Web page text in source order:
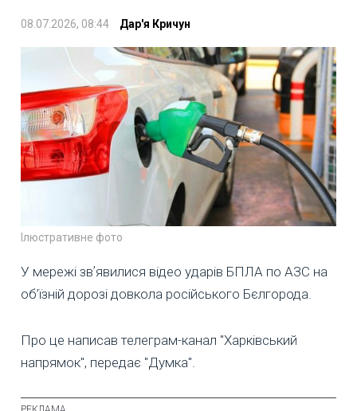
08.07.2026, 08:44 Дар'я Кричун
Ілюстративне фото
У мережі звʼявилися відео ударів БПЛА по АЗС на
об’їзній дорозі довкола російського Бєлгорода.
Про це написав телеграм-канал "Харківський
напрямок", передає "Думка".